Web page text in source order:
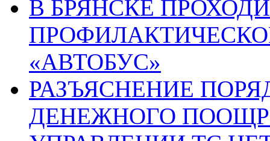
В БРЯНСКЕ
«АВТОБУС»
РАЗЪЯСНЕНИЕ
ДЕНЕЖНОГО